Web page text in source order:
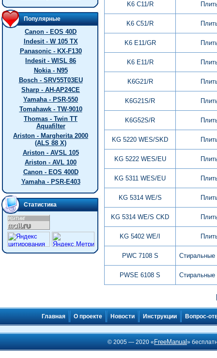
Популярные
Canon - EOS 40D
Indesit - W 105 TX
Panasonic - KX-F130
Indesit - WISL 86
Nokia - N95
Bosch - SRV55T03EU
Sharp - AH-AP24CE
Yamaha - PSR-550
Tomahawk - TW-9010
Thomas - Twin TT
Aquafilter
Ariston - Margherita 2000
(ALS 88 X)
Ariston - AVSL 105
Ariston - AVL 100
Canon - EOS 400D
Yamaha - PSR-E403
Статистика
K6 C11/R
K6 C51/R
K6 E11/GR
K6 E11/R
K6G21/R
K6G21S/R
K6G52S/R
KG 5220 WES/SKD
KG 5222 WES/EU
KG 5311 WES/EU
KG 5314 WE/S
KG 5314 WE/S CKD
KG 5402 WE/I
PWC 7108 S
PWSE 6108 S
Главная О проекте Новости Инструкции Вопрос-
© 2005 — 2020 « FreeManual»